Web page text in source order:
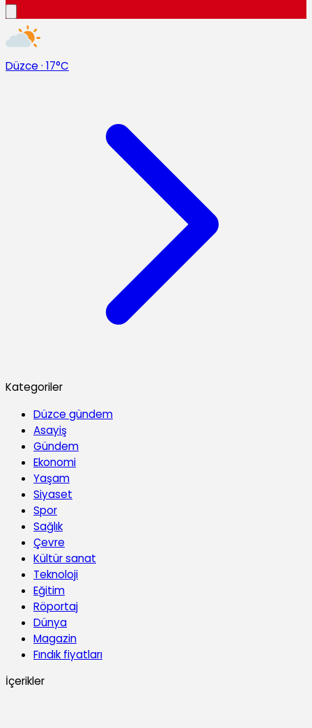
Düzce · 17°C
Kategoriler
Düzce gündem
Asayiş
Gündem
Ekonomi
Yaşam
Siyaset
Spor
Sağlık
Çevre
Kültür sanat
Teknoloji
Eğitim
Röportaj
Dünya
Magazin
Fındık fiyatları
İçerikler